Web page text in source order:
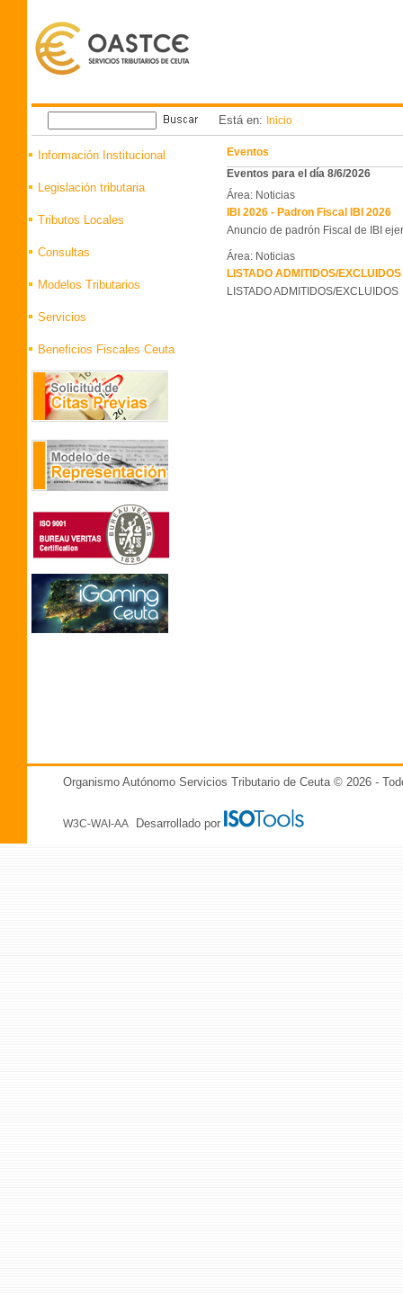
Está en: Inicio
Información Institucional
Legislación tributaria
Tributos Locales
Consultas
Modelos Tributarios
Servicios
Beneficios Fiscales Ceuta
Eventos
Eventos para el día 8/6/2026
Área: Noticias
IBI 2026 - Padron Fiscal IBI 2026
Anuncio de padrón Fiscal de IBI
Área: Noticias
LISTADO ADMITIDOS/
LISTADO ADMITIDOS/EXCLUIDOS
Organismo Autónomo Servicios Tributario de Ceuta © 2026 -
W3C-WAI-AA Desarrollado por